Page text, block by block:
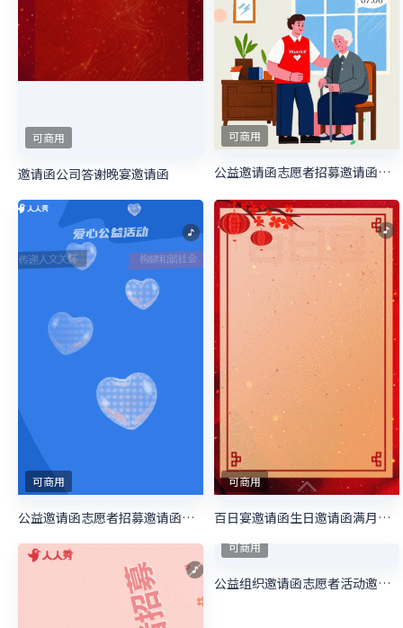
可商用
邀请函公司答谢晚宴邀请函
可商用
公益邀请函志愿者招募邀请函慈善活动邀请函
可商用
公益邀请函志愿者招募邀请函慈善活动邀请函
可商用
百日宴邀请函生日邀请函满月宴邀请函